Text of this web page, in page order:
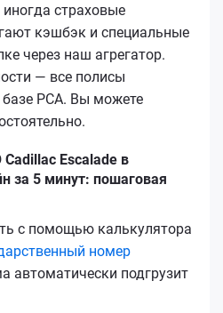
страховые
кэшбэк и специальные
через наш агрегатор.
— все полисы
базе РСА. Вы можете
Escalade в
за 5 минут: пошаговая
с помощью калькулятора
номер
автоматически подгрузит